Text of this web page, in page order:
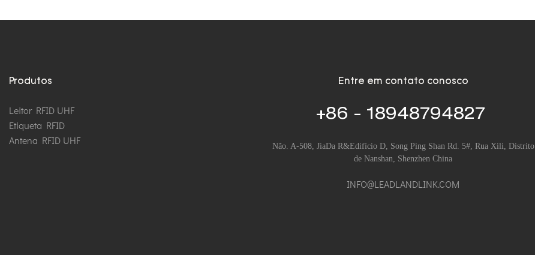
Produtos
Leitor RFID UHF
Etiqueta RFID
Antena RFID UHF
Entre em contato conosco
+86 - 18948794827
Não. A-508, JiaDa R&Edifício D, Song Ping Shan Rd. 5#, Rua Xili, Distrito
de Nanshan, Shenzhen China
INFO@LEADLANDLINK.COM